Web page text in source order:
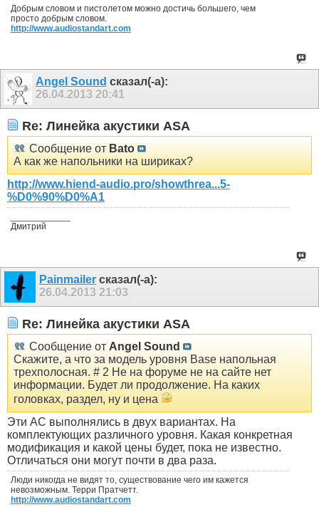
Добрым словом и пистолетом можно достичь большего, чем
просто добрым словом.
http://www.audiostandart.com
Angel Sound сказал(-а):
26.04.2013 20:41
Re: Линейка акустики ASA
Сообщение от Bato
А как же напольники на шириках?
http://www.hiend-audio.pro/showthrea...5-
%D0%90%D0%A1
Дмитрий
Painmailer сказал(-а):
26.04.2013 21:03
Re: Линейка акустики ASA
Сообщение от Angel Sound
Скажите, а что за модель уровня Bаse напольная
трехполосная. # 2 Не на форуме не на сайте нет
информации. Будет ли продолжение. На каких
головках, раздел, ну и цена
Эти АС выполнялись в двух вариантах. На
комплектующих различного уровня. Какая конкретная
модификация и какой цены будет, пока не известно.
Отличаться они могут почти в два раза.
Люди никогда не видят то, существование чего им кажется
невозможным. Терри Пратчетт.
http://www.audiostandart.com